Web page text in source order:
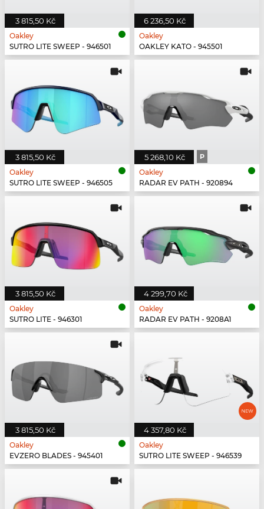
3 815,50 Kč
Oakley
SUTRO LITE SWEEP - 946501
6 236,50 Kč
Oakley
OAKLEY KATO - 945501
3 815,50 Kč
Oakley
SUTRO LITE SWEEP - 946505
5 268,10 Kč P
Oakley
RADAR EV PATH - 920894
3 815,50 Kč
Oakley
SUTRO LITE - 946301
4 299,70 Kč
Oakley
RADAR EV PATH - 9208A1
3 815,50 Kč
Oakley
EVZERO BLADES - 945401
4 357,80 Kč
Oakley
SUTRO LITE SWEEP - 946539